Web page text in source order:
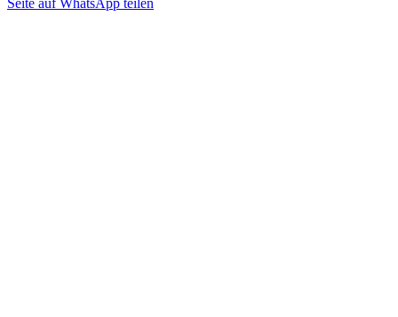
Seite auf WhatsApp teilen